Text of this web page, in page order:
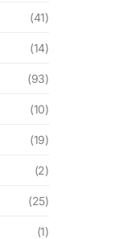
(41)
(14)
(93)
(10)
(19)
(2)
(25)
(1)